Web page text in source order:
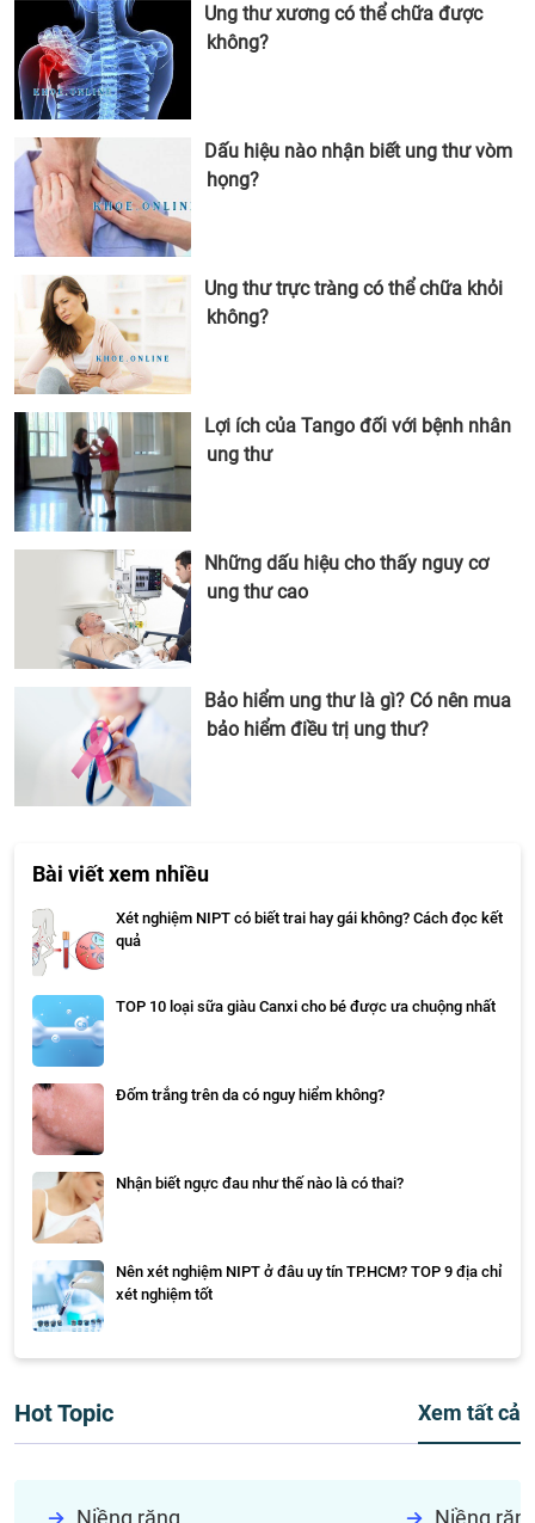
Ung thư xương có thể chữa được
không?
Dấu hiệu nào nhận biết ung thư vòm
họng?
Ung thư trực tràng có thể chữa khỏi
không?
Lợi ích của Tango đối với bệnh nhân
ung thư
Những dấu hiệu cho thấy nguy cơ
ung thư cao
Bảo hiểm ung thư là gì? Có nên mua
bảo hiểm điều trị ung thư?
Bài viết xem nhiều
Xét nghiệm NIPT có biết trai hay gái không? Cách đọc kết
quả
TOP 10 loại sữa giàu Canxi cho bé được ưa chuộng nhất
Đốm trắng trên da có nguy hiểm không?
Nhận biết ngực đau như thế nào là có thai?
Nên xét nghiệm NIPT ở đâu uy tín TP.HCM? TOP 9 địa chỉ
xét nghiệm tốt
Hot Topic Xem tất cả
Niềng răng Niềng